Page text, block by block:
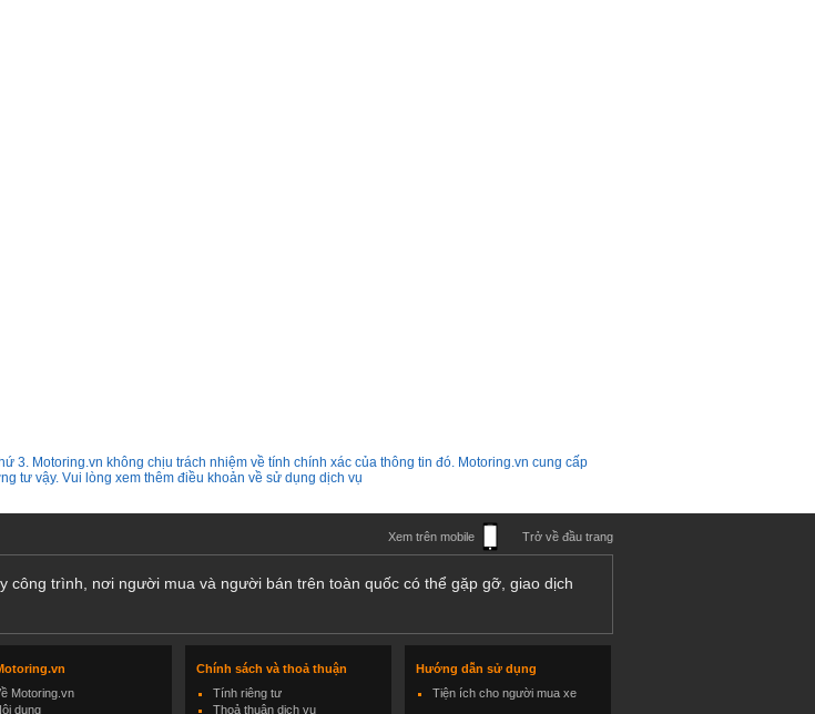
3. Motoring.vn không chịu trách nhiệm về tính chính xác của thông tin đó. Motoring.vn cung cấp
tư vậy. Vui lòng xem thêm điều khoản về sử dụng dịch vụ
Xem trên mobile Trở về đầu trang
công trình, nơi người mua và người bán trên toàn quốc có thể gặp gỡ, giao dịch
Motoring.vn
dung
Chính sách và thoả thuận
Tính riêng tư
Thoả thuận dịch vụ
Hướng dẫn sử dụng
Tiện ích cho người mua xe